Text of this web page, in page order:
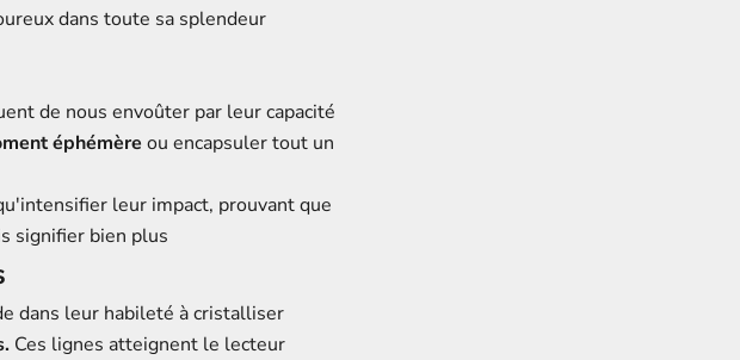
dans toute sa splendeur
de nous envoûter par leur capacité
éphémère ou encapsuler tout un
leur impact, prouvant que
signifier bien plus
dans leur habileté à cristalliser
Ces lignes atteignent le lecteur